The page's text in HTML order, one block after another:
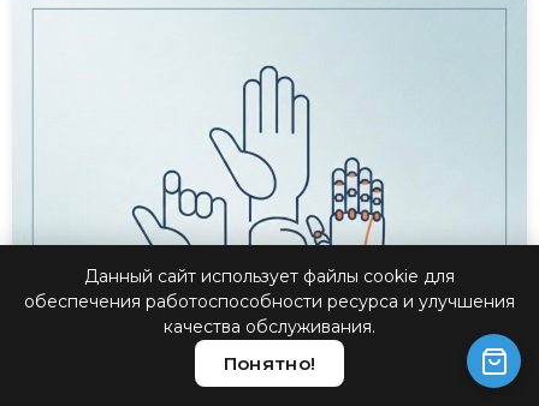
Данный сайт использует файлы cookie для
обеспечения работоспособности ресурса и улучшения
качества обслуживания.
Понятно!